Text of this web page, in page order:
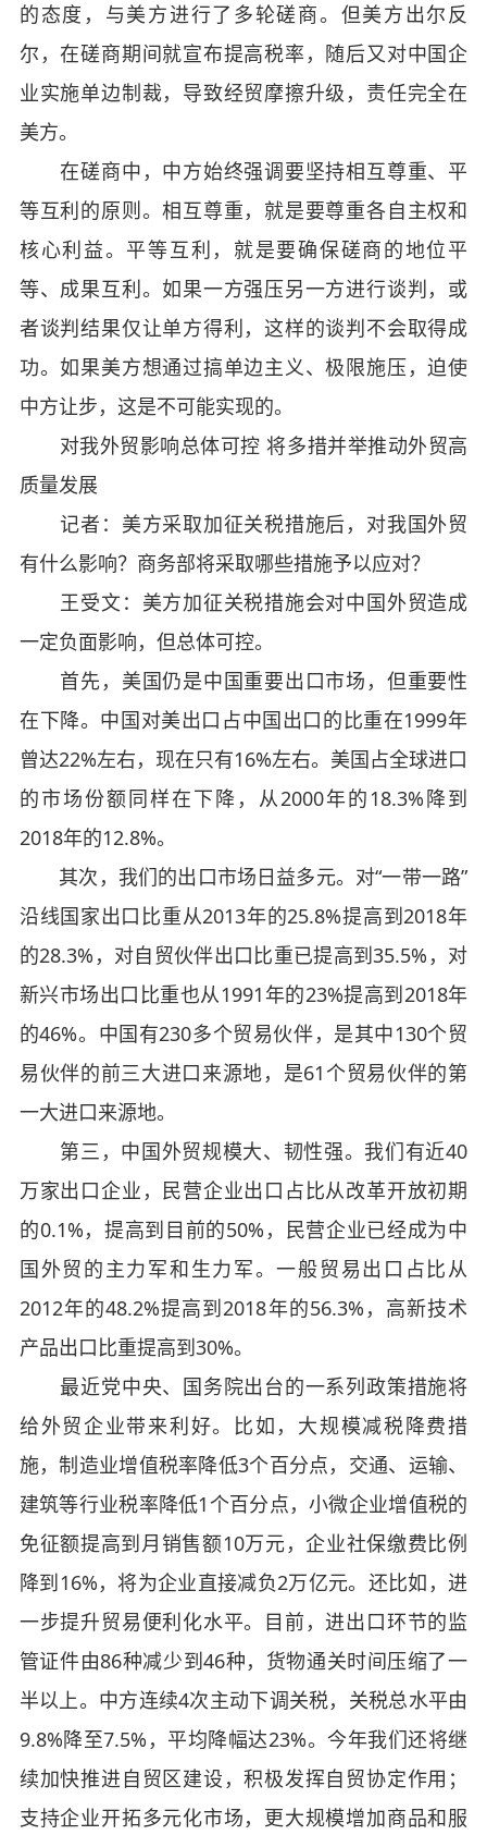
的态度，与美方进行了多轮磋商。但美方出尔反
尔，在磋商期间就宣布提高税率，随后又对中国企
业实施单边制裁，导致经贸摩擦升级，责任完全在
美方。
在磋商中，中方始终强调要坚持相互尊重、平
等互利的原则。相互尊重，就是要尊重各自主权和
核心利益。平等互利，就是要确保磋商的地位平
等、成果互利。如果一方强压另一方进行谈判，或
者谈判结果仅让单方得利，这样的谈判不会取得成
功。如果美方想通过搞单边主义、极限施压，迫使
中方让步，这是不可能实现的。
对我外贸影响总体可控 将多措并举推动外贸高
质量发展
记者：美方采取加征关税措施后，对我国外贸
有什么影响？商务部将采取哪些措施予以应对？
王受文：美方加征关税措施会对中国外贸造成
一定负面影响，但总体可控。
首先，美国仍是中国重要出口市场，但重要性
在下降。中国对美出口占中国出口的比重在1999年
曾达22%左右，现在只有16%左右。美国占全球进口
的市场份额同样在下降，从2000年的18.3%降到
2018年的12.8%。
其次，我们的出口市场日益多元。对“一带一路”
沿线国家出口比重从2013年的25.8%提高到2018年
的28.3%，对自贸伙伴出口比重已提高到35.5%，对
新兴市场出口比重也从1991年的23%提高到2018年
的46%。中国有230多个贸易伙伴，是其中130个贸
易伙伴的前三大进口来源地，是61个贸易伙伴的第
一大进口来源地。
第三，中国外贸规模大、韧性强。我们有近40
万家出口企业，民营企业出口占比从改革开放初期
的0.1%，提高到目前的50%，民营企业已经成为中
国外贸的主力军和生力军。一般贸易出口占比从
2012年的48.2%提高到2018年的56.3%，高新技术
产品出口比重提高到30%。
最近党中央、国务院出台的一系列政策措施将
给外贸企业带来利好。比如，大规模减税降费措
施，制造业增值税率降低3个百分点，交通、运输、
建筑等行业税率降低1个百分点，小微企业增值税的
免征额提高到月销售额10万元，企业社保缴费比例
降到16%，将为企业直接减负2万亿元。还比如，进
一步提升贸易便利化水平。目前，进出口环节的监
管证件由86种减少到46种，货物通关时间压缩了一
半以上。中方连续4次主动下调关税，关税总水平由
9.8%降至7.5%，平均降幅达23%。今年我们还将继
续加快推进自贸区建设，积极发挥自贸协定作用；
支持企业开拓多元化市场，更大规模增加商品和服